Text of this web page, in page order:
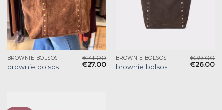
BROWNIE BOLSOS
brownie bolsos
€41.00
€27.00
BROWNIE BOLSOS
brownie bolsos
€39.00
€26.00